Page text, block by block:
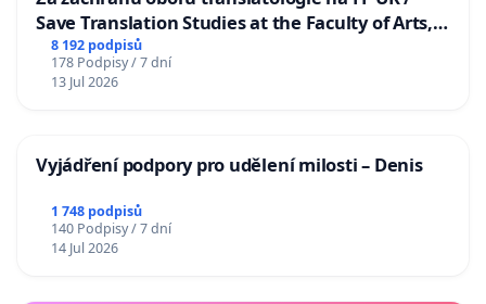
Save Translation Studies at the Faculty of Arts,
Charles University
8 192 podpisů
178 Podpisy / 7 dní
13 Jul 2026
Vyjádření podpory pro udělení milosti – Denis
1 748 podpisů
140 Podpisy / 7 dní
14 Jul 2026